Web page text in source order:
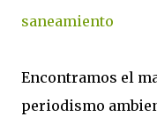
saneamiento
Encontramos el
periodismo